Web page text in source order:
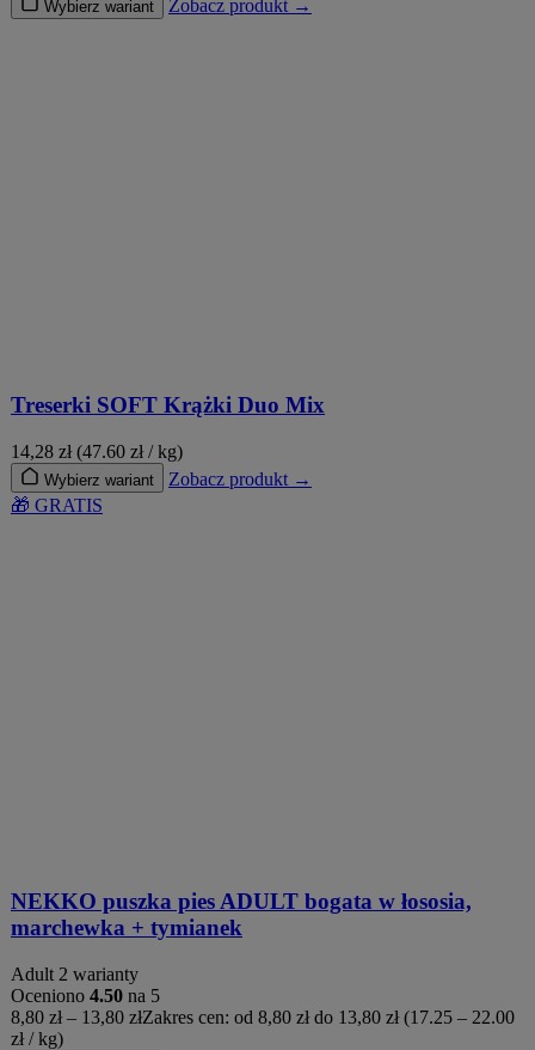
Wybierz wariant Zobacz produkt →
Treserki SOFT Krążki Duo Mix
14,28 zł (47.60 zł / kg)
Wybierz wariant
Zobacz produkt →
🎁 GRATIS
NEKKO puszka pies ADULT bogata w łososia,
marchewka + tymianek
Adult 2 warianty
Oceniono 4.50 na 5
8,80 zł – 13,80 złZakres cen: od 8,80 zł do 13,80 zł (17.25 – 22.00
zł / kg)